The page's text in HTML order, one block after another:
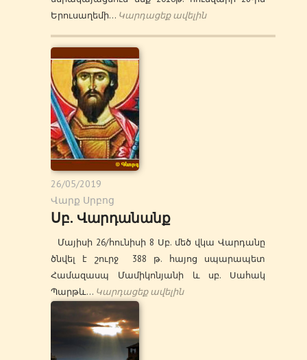
Երուսաղեմի… Կարդացեք ավելին
26/05/2019
Վարք Սրբոց
Սբ. Վարդանանք
Մայիսի 26/հունիսի 8 Սբ. մեծ վկա Վարդանը
ծնվել է շուրջ 388 թ. հայոց սպարապետ
Համազասպ Մամիկոնյանի և սբ. Սահակ
Պարթև… Կարդացեք ավելին